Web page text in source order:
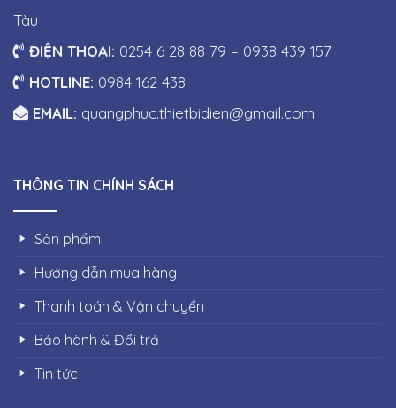
Tàu
ĐIỆN THOẠI: 0254 6 28 88 79 – 0938 439 157
HOTLINE: 0984 162 438
EMAIL: quangphuc.thietbidien@gmail.com
THÔNG TIN CHÍNH SÁCH
Sản phẩm
Hướng dẫn mua hàng
Thanh toán & Vận chuyển
Bảo hành & Đổi trả
Tin tức